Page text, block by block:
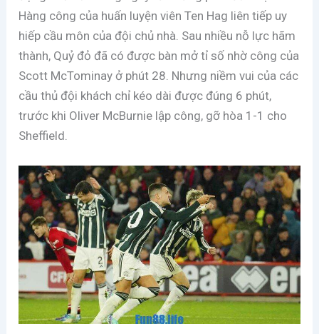
Hàng công của huấn luyện viên Ten Hag liên tiếp uy
hiếp cầu môn của đội chủ nhà. Sau nhiều nỗ lực hãm
thành, Quỷ đỏ đã có được bàn mở tỉ số nhờ công của
Scott McTominay ở phút 28. Nhưng niềm vui của các
cầu thủ đội khách chỉ kéo dài được đúng 6 phút,
trước khi Oliver McBurnie lập công, gỡ hòa 1-1 cho
Sheffield.